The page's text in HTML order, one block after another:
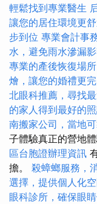
輕鬆找到專業醫生
讓您的居住環境更
步到位 專業會計事
水，避免雨水滲漏
專業的產後恢復場所
燴，讓您的婚禮更
北眼科推薦，尋找
的家人得到最好的
南搬家公司，當地
子體驗真正的營地體
區台胞證辦理資訊
擔。 殺蟑螂服務，
選擇，提供個人化
眼科診所，確保眼